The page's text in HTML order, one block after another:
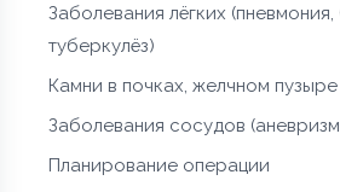
Заболевания лёгких (пневмония,
туберкулёз)
Камни в почках, желчном пузыре
Заболевания сосудов
Планирование операции